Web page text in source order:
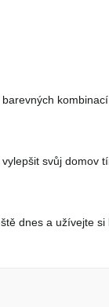
svůj domov
dnes a užívejte